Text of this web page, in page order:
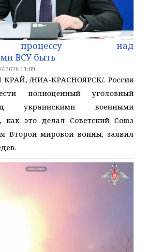
процессу над
ВСУ быть
11:09
/НИА-КРАСНОЯРСК/. Россия
полноценный уголовный
украинскими военными
как это делал Советский Союз
Второй мировой войны, заявил